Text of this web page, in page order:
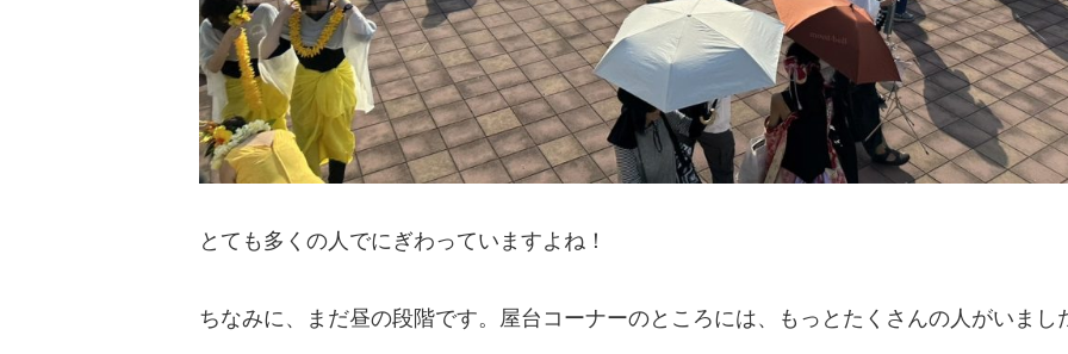
とても多くの人でにぎわっていますよね！
ちなみに、まだ昼の段階です。屋台コーナーのところには、もっとたくさんの人がいまし